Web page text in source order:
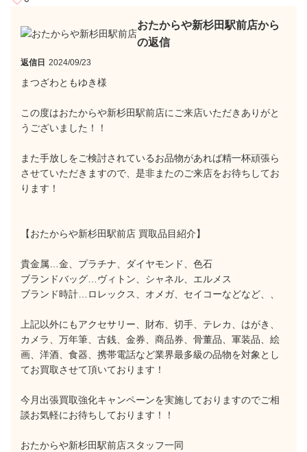
おたからや新杉田駅前店から
の返信
返信日 2024/09/23
まつざわともゆき様
この度はおたからや新杉田駅前店にご来店いただきありがと
うございました！！
また手放しをご検討されているお品物があれば精一杯頑張ら
させていただきますので、是非またのご来店をお待ちしてお
ります！
【おたからや新杉田駅前店 買取品目紹介】
貴金属…金、プラチナ、ダイヤモンド、色石
ブランドバッグ…ヴィトン、シャネル、エルメス
ブランド時計…ロレックス、オメガ、セイコーなどなど、、
上記以外にもアクセサリー、財布、切手、テレカ、はがき、
カメラ、万年筆、古銭、金券、商品券、骨董品、軍装品、絵
画、洋酒、食器、携帯電話など業界最多級の品物を対象とし
てお買取させて頂いております！
今月出張買取強化キャンペーンを実施しておりますのでご相
談お気軽にお待ちしております！！
おたからや新杉田駅前店スタッフ一同